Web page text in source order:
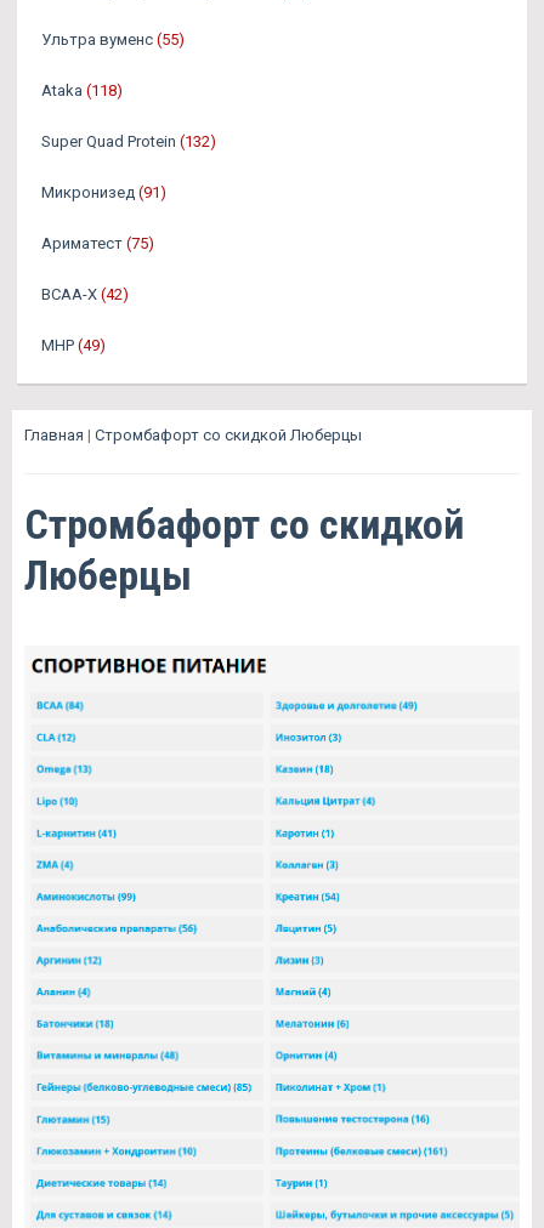
Ультра вуменс (55)
Ataka (118)
Super Quad Protein (132)
Микронизед (91)
Ариматест (75)
BCAA-X (42)
MHP (49)
Главная | Стромбафорт со скидкой Люберцы
Стромбафорт со скидкой
Люберцы